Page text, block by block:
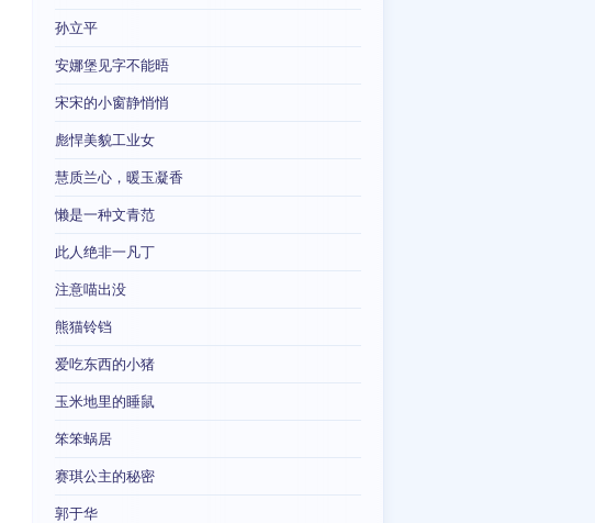
孙立平
安娜堡见字不能晤
宋宋的小窗静悄悄
彪悍美貌工业女
慧质兰心，暖玉凝香
懒是一种文青范
此人绝非一凡丁
注意喵出没
熊猫铃铛
爱吃东西的小猪
玉米地里的睡鼠
笨笨蜗居
赛琪公主的秘密
郭于华